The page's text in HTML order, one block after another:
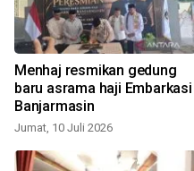
Menhaj resmikan gedung
baru asrama haji Embarkasi
Banjarmasin
Jumat, 10 Juli 2026